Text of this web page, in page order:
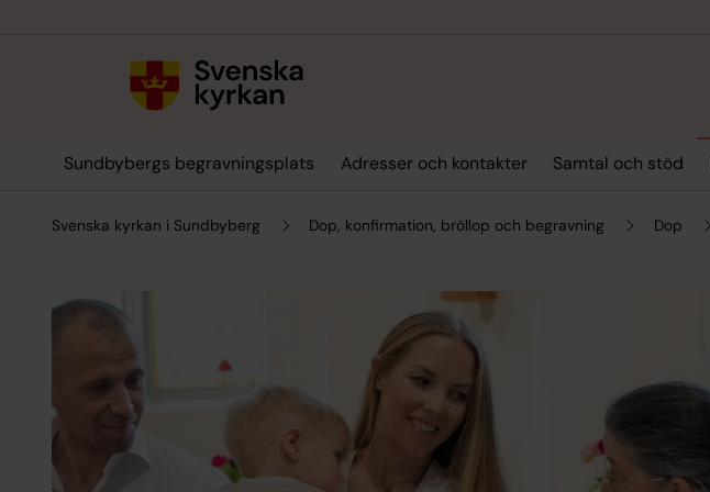
Sundbybergs begravningsplats Adresser och kontakter Samtal och stöd
Svenska kyrkan i Sundbyberg Dop, konfirmation, bröllop och begravning Dop